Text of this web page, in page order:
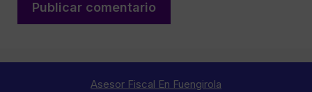
Asesor Fiscal En Fuengirola